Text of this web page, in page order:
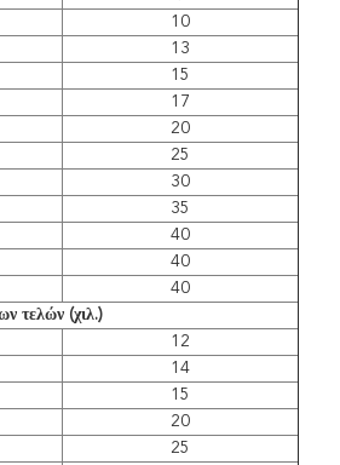
10
13
15
17
20
25
30
35
40
40
40
τελών (χιλ.)
12
14
15
20
25